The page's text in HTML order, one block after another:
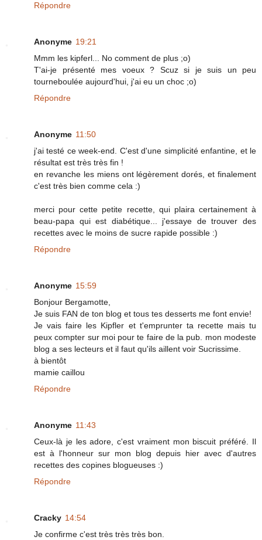
Répondre
Anonyme 19:21
Mmm les kipferl... No comment de plus ;o)
T'ai-je présenté mes voeux ? Scuz si je suis un peu
tourneboulée aujourd'hui, j'ai eu un choc ;o)
Répondre
Anonyme 11:50
j'ai testé ce week-end. C'est d'une simplicité enfantine, et le
résultat est très très fin !
en revanche les miens ont légèrement dorés, et finalement
c'est très bien comme cela :)
merci pour cette petite recette, qui plaira certainement à
beau-papa qui est diabétique... j'essaye de trouver des
recettes avec le moins de sucre rapide possible :)
Répondre
Anonyme 15:59
Bonjour Bergamotte,
Je suis FAN de ton blog et tous tes desserts me font envie!
Je vais faire les Kipfler et t'emprunter ta recette mais tu
peux compter sur moi pour te faire de la pub. mon modeste
blog a ses lecteurs et il faut qu'ils aillent voir Sucrissime.
à bientôt
mamie caillou
Répondre
Anonyme 11:43
Ceux-là je les adore, c'est vraiment mon biscuit préféré. Il
est à l'honneur sur mon blog depuis hier avec d'autres
recettes des copines blogueuses :)
Répondre
Cracky 14:54
Je confirme c'est très très très bon.